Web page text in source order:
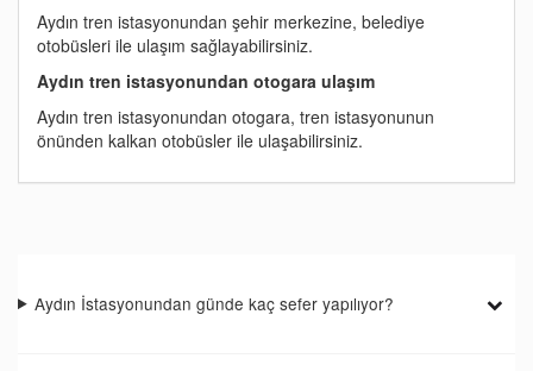
Aydın tren istasyonundan şehir merkezine, belediye
otobüsleri ile ulaşım sağlayabilirsiniz.
Aydın tren istasyonundan otogara ulaşım
Aydın tren istasyonundan otogara, tren istasyonunun
önünden kalkan otobüsler ile ulaşabilirsiniz.
Aydın İstasyonundan günde kaç sefer yapılıyor?